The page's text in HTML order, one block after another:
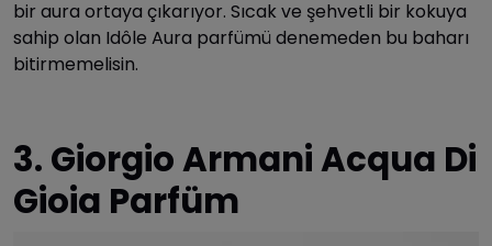
bir aura ortaya çıkarıyor. Sıcak ve şehvetli bir kokuya
sahip olan Idôle Aura parfümü denemeden bu baharı
bitirmemelisin.
3. Giorgio Armani Acqua Di
Gioia Parfüm